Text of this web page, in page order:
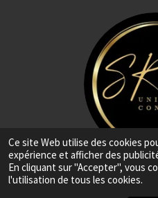
Ce site Web utilise des cookies
expérience et afficher des
En cliquant sur "Accepter", vous
l'utilisation de tous les cookies.
SR Universal Consulting Inc.
© 2024 Management à l'américaine